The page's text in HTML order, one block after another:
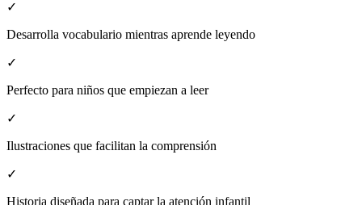
✓
Desarrolla vocabulario mientras aprende leyendo
✓
Perfecto para niños que empiezan a leer
✓
Ilustraciones que facilitan la comprensión
✓
Historia diseñada para captar la atención infantil